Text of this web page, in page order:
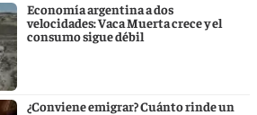
Economía argentina a dos
velocidades: Vaca Muerta crece y el
consumo sigue débil
¿Conviene emigrar? Cuánto rinde un